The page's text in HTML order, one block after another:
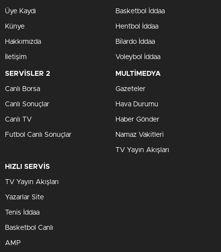
Üye Kaydı
Künye
Hakkımızda
İletişim
Basketbol İddaa
Hentbol İddaa
Bilardo İddaa
Voleybol İddaa
SERVİSLER 2
Canlı Borsa
Canlı Sonuçlar
Canlı TV
Futbol Canlı Sonuçlar
MULTİMEDYA
Gazeteler
Hava Durumu
Haber Gönder
Namaz Vakitleri
TV Yayın Akışları
HIZLI SERVİS
TV Yayın Akışları
Yazarlar Site
Tenis İddaa
Basketbol Canlı
AMP